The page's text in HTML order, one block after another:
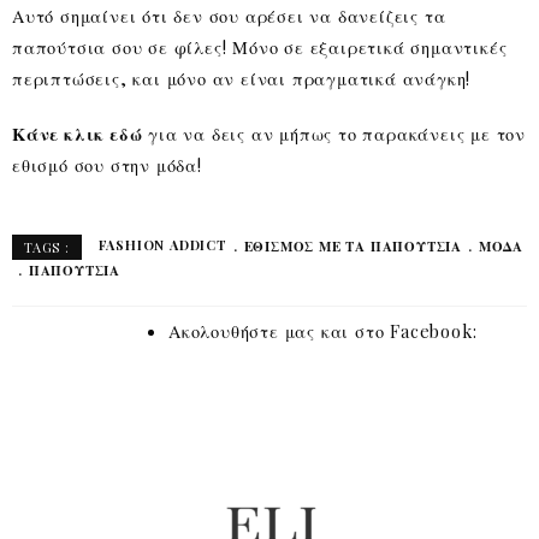
Αυτό σημαίνει ότι δεν σου αρέσει να δανείζεις τα
παπούτσια σου σε φίλες! Μόνο σε εξαιρετικά σημαντικές
περιπτώσεις, και μόνο αν είναι πραγματικά ανάγκη!
Κάνε κλικ εδώ για να δεις αν μήπως το παρακάνεις με τον
εθισμό σου στην μόδα!
TAGS : FASHION ADDICT ΕΘΙΣΜΌΣ ΜΕ ΤΑ ΠΑΠΟΎΤΣΙΑ
ΜΌΔΑ
ΠΑΠΟΥΤΣΙΑ
Ακολουθήστε μας και στο Facebook: